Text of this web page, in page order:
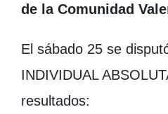
de la Comunidad
El sábado 25 se
INDIVIDUAL
resultados: